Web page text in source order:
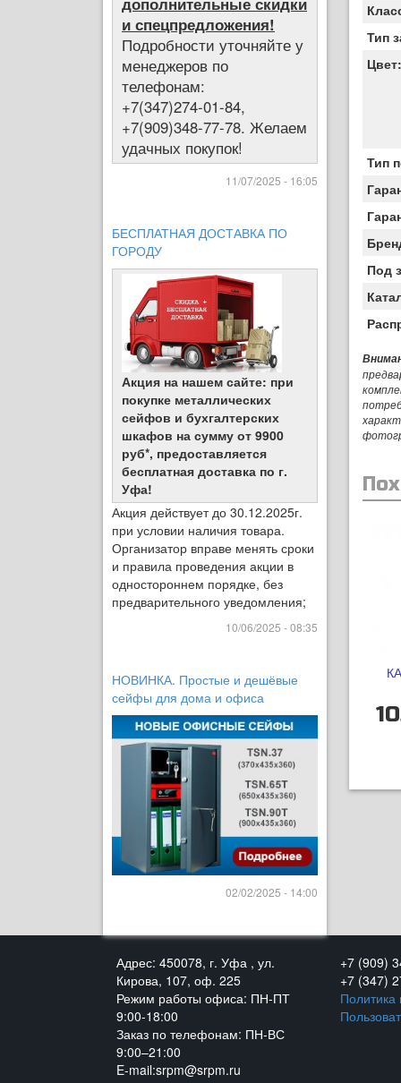
и спецпредложения!
Подробности уточняйте у
менеджеров по
телефонам:
+7(347)274-01-84,
+7(909)348-77-78. Желаем
удачных покупок!
11/07/2025 - 16:05
БЕСПЛАТНАЯ ДОСТАВКА ПО
ГОРОДУ
Акция на нашем сайте: при
покупке металлических
сейфов и бухгалтерских
шкафов на сумму от 9900
руб*, предоставляется
бесплатная доставка по г.
Уфа!
Акция действует до 30.12.2025г.
при условии наличия товара.
Организатор вправе менять сроки
и правила проведения акции в
одностороннем порядке, без
предварительного уведомления;
10/06/2025 - 08:35
НОВИНКА. Простые и дешёвые
сейфы для дома и офиса
02/02/2025 - 14:00
Тип
Тип
Под
Адрес: 450078, г. Уфа , ул.
Кирова, 107, оф. 225
Режим работы офиса: ПН-ПТ
9:00-18:00
Заказ по телефонам: ПН-ВС
9:00–21:00
E-mail:srpm@srpm.ru
+7 (909)
+7 (347)